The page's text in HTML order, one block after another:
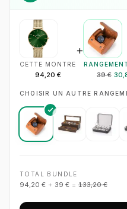
CETTE MONTRE
94,20 €
+
39 €
CHOISIR UN AUTRE
TOTAL BUNDLE
94,20 € + 39 € = 133,20 €